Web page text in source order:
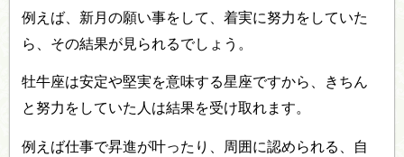
例えば、新月の願い事をして、着実に努力をしていた
ら、その結果が見られるでしょう。
牡牛座は安定や堅実を意味する星座ですから、きちん
と努力をしていた人は結果を受け取れます。
例えば仕事で昇進が叶ったり、周囲に認められる、自